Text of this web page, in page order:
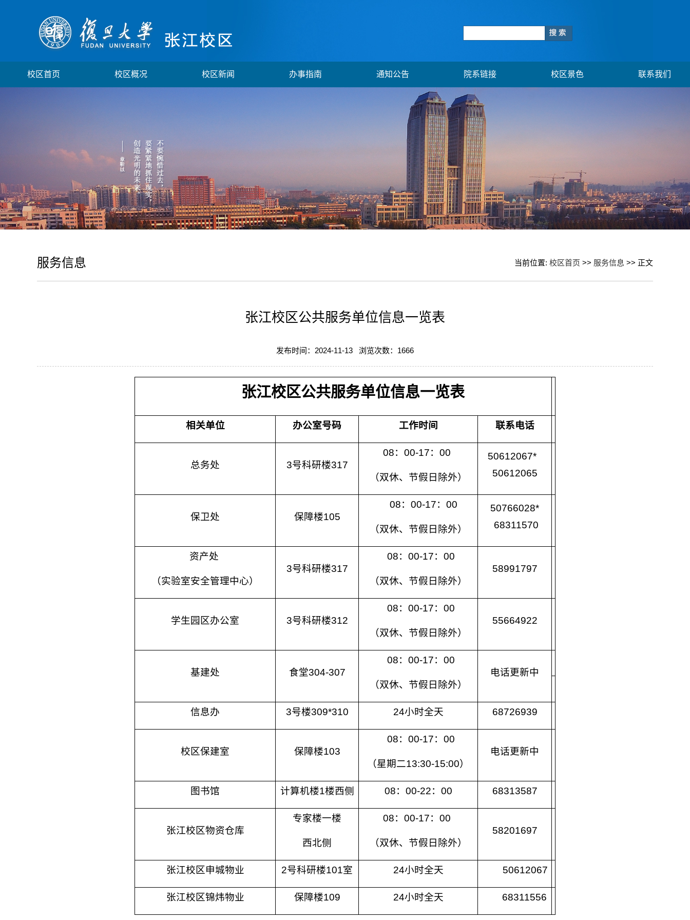
校区首页 校区概况 校区新闻 办事指南 通知公告 院系链接 校区景色 联系我们
服务信息 当前位置: 校区首页 >> 服务信息 >> 正文
张江校区公共服务单位信息一览表
发布时间：2024-11-13 浏览次数： 1666
张江校区公共服务单位信息一览表
相关单位 办公室号码 工作时间 联系电话
总务处 3号科研楼317
08：00-17：00
（双休、节假日除外）
50612067*
50612065
保卫处 保障楼105
08：00-17：00
（双休、节假日除外）
50766028*
68311570
资产处
（实验室安全管理中心）
3号科研楼317
08：00-17：00
（双休、节假日除外）
58991797
学生园区办公室 3号科研楼312
08：00-17：00
（双休、节假日除外）
55664922
基建处 食堂304-307
08：00-17：00
（双休、节假日除外）
电话更新中
信息办 3号楼309*310 24小时全天 68726939
校区保建室 保障楼103
08：00-17：00
（星期二13:30-15:00）
电话更新中
图书馆 计算机楼1楼西侧 08：00-22：00 68313587
张江校区物资仓库
专家楼一楼
西北侧
08：00-17：00
（双休、节假日除外）
58201697
张江校区申城物业 2号科研楼101室 24小时全天 50612067
张江校区锦炜物业 保障楼109 24小时全天 68311556